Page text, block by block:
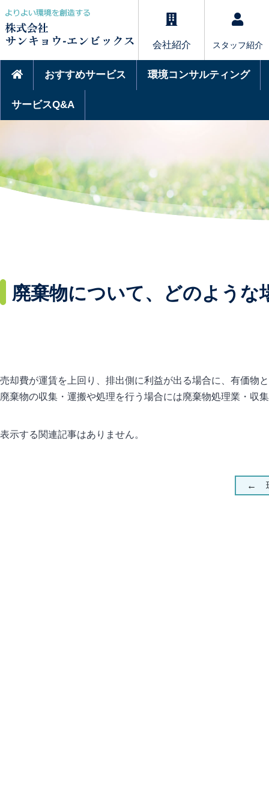
スタッフ紹介
会社紹介
おすすめサービス 環境コンサルティング
サービスQ&A
廃棄物について、どのよう
売却費が運賃を上回り、排出側に利益が出る場合に、有価物
廃棄物の収集・運搬や処理を行う場合には廃棄物処理業・収
表示する関連記事はありません。
←